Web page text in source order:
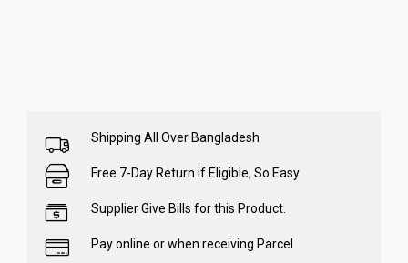
Shipping All Over Bangladesh
Free 7-Day Return if Eligible, So Easy
Supplier Give Bills for this Product.
Pay online or when receiving Parcel